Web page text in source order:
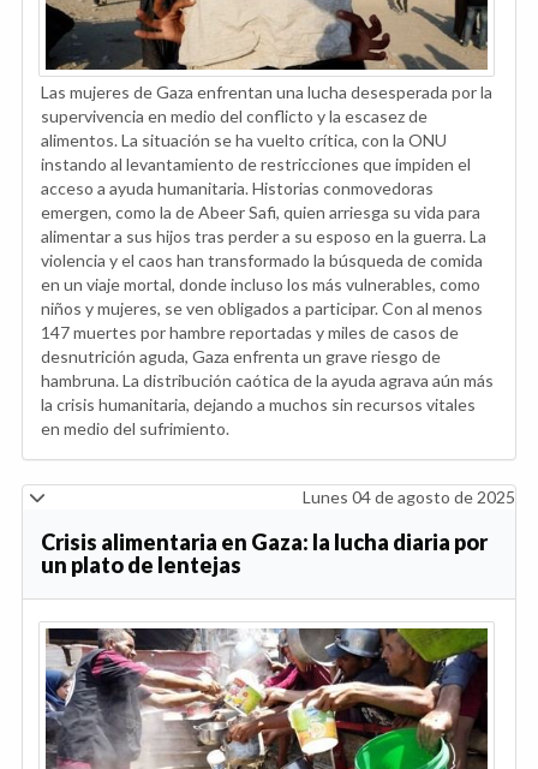
Las mujeres de Gaza enfrentan una lucha desesperada por la
supervivencia en medio del conflicto y la escasez de
alimentos. La situación se ha vuelto crítica, con la ONU
instando al levantamiento de restricciones que impiden el
acceso a ayuda humanitaria. Historias conmovedoras
emergen, como la de Abeer Safi, quien arriesga su vida para
alimentar a sus hijos tras perder a su esposo en la guerra. La
violencia y el caos han transformado la búsqueda de comida
en un viaje mortal, donde incluso los más vulnerables, como
niños y mujeres, se ven obligados a participar. Con al menos
147 muertes por hambre reportadas y miles de casos de
desnutrición aguda, Gaza enfrenta un grave riesgo de
hambruna. La distribución caótica de la ayuda agrava aún más
la crisis humanitaria, dejando a muchos sin recursos vitales
en medio del sufrimiento.
Lunes 04 de agosto de 2025
Crisis alimentaria en Gaza: la lucha diaria por
un plato de lentejas